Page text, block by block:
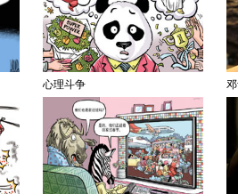
邓紫棋央视采访秀身材